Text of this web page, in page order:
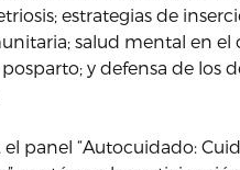
estrategias de
salud mental en el
y defensa de los
el panel “Autocuidado: